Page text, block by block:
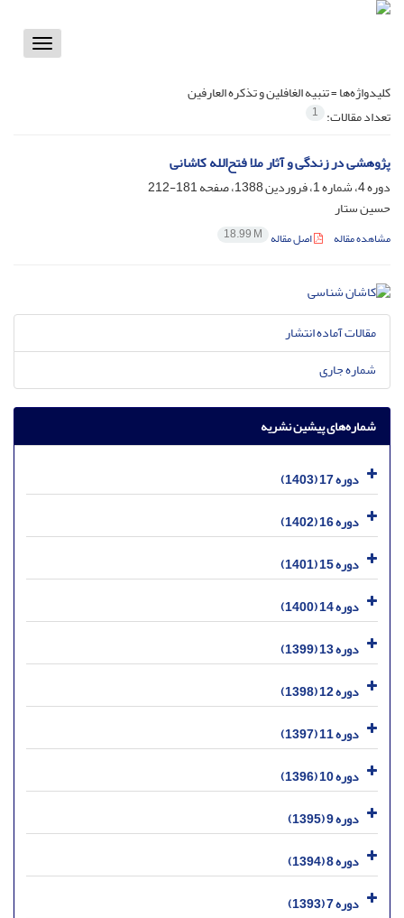
Toggle
کلیدواژه‌ها =تنبیه الغافلین و تذکره العارفین
تعداد مقالات: 1
پژوهشی در زندگی و آثار ملا فتح‌الله کاشانی
دوره 4، شماره 1، فروردین 1388، صفحه
181-212
حسین ستار
مشاهده مقاله اصل مقاله 18.99 M
مقالات آماده انتشار
شماره جاری
شماره‌های پیشین نشریه
دوره 17 (1403)
دوره 16 (1402)
دوره 15 (1401)
دوره 14 (1400)
دوره 13 (1399)
دوره 12 (1398)
دوره 11 (1397)
دوره 10 (1396)
دوره 9 (1395)
دوره 8 (1394)
دوره 7 (1393)